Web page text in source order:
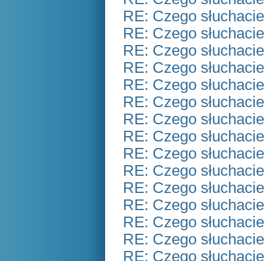
RE: Czego
RE: Czego
RE: Czego
RE: Czego
RE: Czego
RE: Czego
RE: Czego
RE: Czego
RE: Czego
RE: Czego
RE: Czego
RE: Czego
RE: Czego
RE: Czego
RE: Czego